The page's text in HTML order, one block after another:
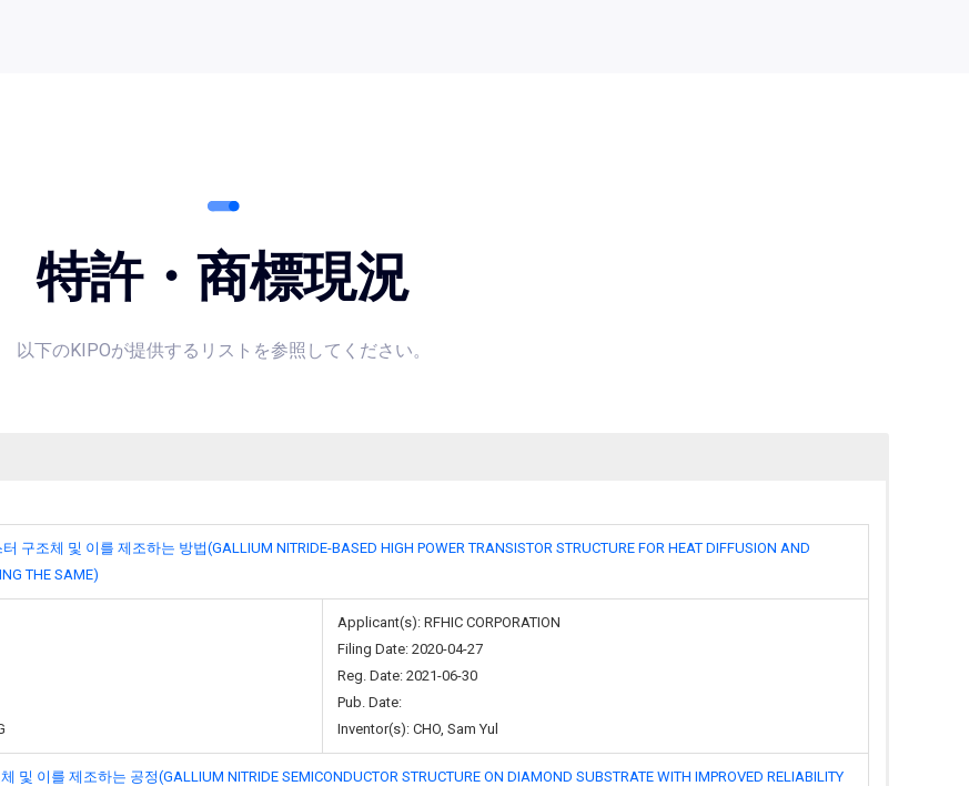
特許・商標現況
以下のKIPOが提供するリストを参照してください。
조체 및 이를 제조하는 방법(GALLIUM NITRIDE-BASED HIGH POWER TRANSISTOR STRUCTURE FOR HEAT DIFFUSION AND
THE SAME)
Applicant(s): RFHIC CORPORATION
Filing Date: 2020-04-27
Reg. Date: 2021-06-30
Pub. Date:
Inventor(s): CHO, Sam Yul
이를 제조하는 공정(GALLIUM NITRIDE SEMICONDUCTOR STRUCTURE ON DIAMOND SUBSTRATE WITH IMPROVED RELIABILITY